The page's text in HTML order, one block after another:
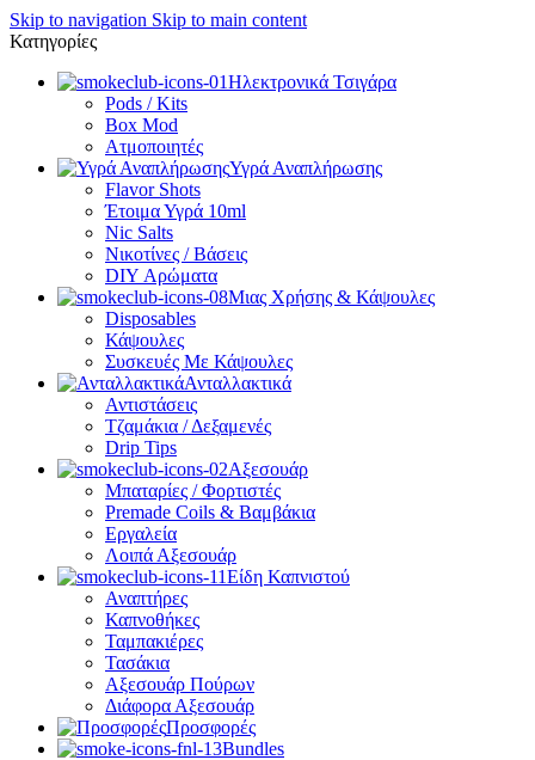
Skip to navigation Skip to main content
Κατηγορίες
Ηλεκτρονικά Τσιγάρα
Pods / Kits
Box Mod
Ατμοποιητές
Υγρά Αναπλήρωσης
Flavor Shots
Έτοιμα Υγρά 10ml
Nic Salts
Νικοτίνες / Βάσεις
DIY Αρώματα
Μιας Χρήσης & Κάψουλες
Disposables
Κάψουλες
Συσκευές Με Κάψουλες
Ανταλλακτικά
Αντιστάσεις
Τζαμάκια / Δεξαμενές
Drip Tips
Αξεσουάρ
Μπαταρίες / Φορτιστές
Premade Coils & Βαμβάκια
Εργαλεία
Λοιπά Αξεσουάρ
Είδη Καπνιστού
Αναπτήρες
Καπνοθήκες
Ταμπακιέρες
Τασάκια
Αξεσουάρ Πούρων
Διάφορα Αξεσουάρ
Προσφορές
Bundles